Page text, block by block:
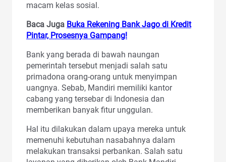
macam kelas sosial.
Baca Juga Buka Rekening Bank Jago di Kredit
Pintar, Prosesnya Gampang!
Bank yang berada di bawah naungan
pemerintah tersebut menjadi salah satu
primadona orang-orang untuk menyimpan
uangnya. Sebab, Mandiri memiliki kantor
cabang yang tersebar di Indonesia dan
memberikan banyak fitur unggulan.
Hal itu dilakukan dalam upaya mereka untuk
memenuhi kebutuhan nasabahnya dalam
melakukan transaksi perbankan. Salah satu